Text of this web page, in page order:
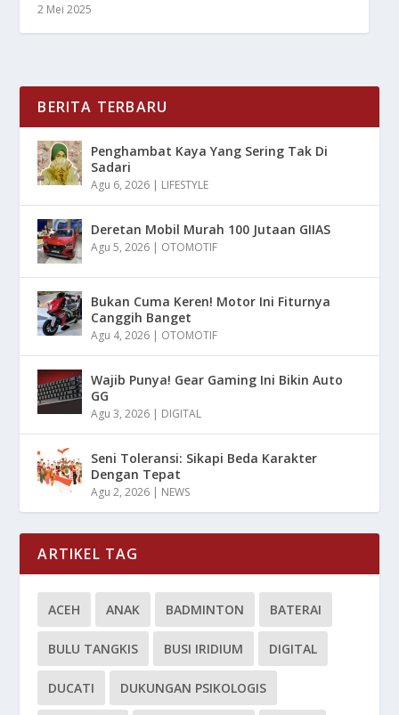
2 Mei 2025
BERITA TERBARU
Penghambat Kaya Yang Sering Tak Di
Sadari
Agu 6, 2026 | LIFESTYLE
Deretan Mobil Murah 100 Jutaan GIIAS
Agu 5, 2026 | OTOMOTIF
Bukan Cuma Keren! Motor Ini Fiturnya
Canggih Banget
Agu 4, 2026 | OTOMOTIF
Wajib Punya! Gear Gaming Ini Bikin Auto
GG
Agu 3, 2026 | DIGITAL
Seni Toleransi: Sikapi Beda Karakter
Dengan Tepat
Agu 2, 2026 | NEWS
ARTIKEL TAG
ACEH ANAK BADMINTON BATERAI
BULU TANGKIS BUSI IRIDIUM DIGITAL
DUCATI DUKUNGAN PSIKOLOGIS